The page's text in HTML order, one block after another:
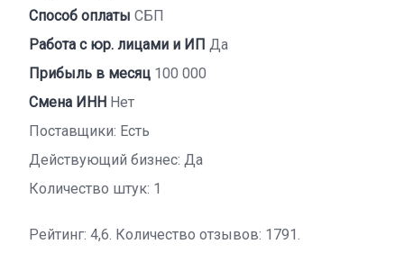
Способ оплаты СБП
Работа с юр. лицами и ИП Да
Прибыль в месяц 100 000
Смена ИНН Нет
Поставщики: Есть
Действующий бизнес: Да
Количество штук: 1
Рейтинг: 4,6. Количество отзывов: 1791.